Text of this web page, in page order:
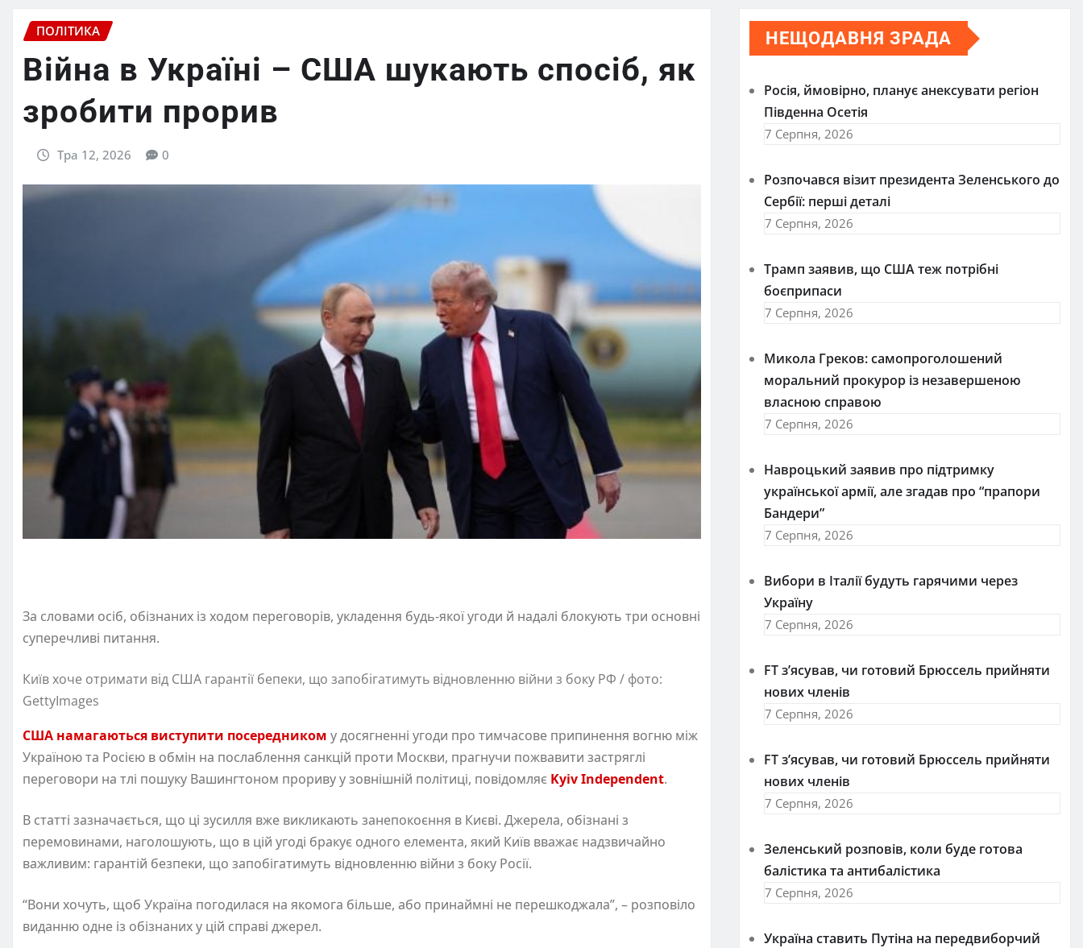
ПОЛІТИКА
Війна в Україні – США шукають спосіб, як
зробити прорив
Тра 12, 2026 0
За словами осіб, обізнаних із ходом переговорів, укладення будь-якої угоди й надалі блокують три основні
суперечливі питання.
Київ хоче отримати від США гарантії бепеки, що запобігатимуть відновленню війни з боку РФ / фото:
GettyImages
США намагаються виступити посередником у досягненні угоди про тимчасове припинення вогню між
Україною та Росією в обмін на послаблення санкцій проти Москви, прагнучи пожвавити застряглі
переговори на тлі пошуку Вашингтоном прориву у зовнішній політиці, повідомляє Kyiv Independent.
В статті зазначається, що ці зусилля вже викликають занепокоєння в Києві. Джерела, обізнані з
перемовинами, наголошують, що в цій угоді бракує одного елемента, який Київ вважає надзвичайно
важливим: гарантій безпеки, що запобігатимуть відновленню війни з боку Росії.
“Вони хочуть, щоб Україна погодилася на якомога більше, або принаймні не перешкоджала”, – розповіло
виданню одне із обізнаних у цій справі джерел.
НЕЩОДАВНЯ ЗРАДА
Росія, ймовірно, планує анексувати регіон
Південна Осетія
7 Серпня, 2026
Розпочався візит президента Зеленського до
Сербії: перші деталі
7 Серпня, 2026
Трамп заявив, що США теж потрібні
боєприпаси
7 Серпня, 2026
Микола Греков: самопроголошений
моральний прокурор із незавершеною
власною справою
7 Серпня, 2026
Навроцький заявив про підтримку
української армії, але згадав про “прапори
Бандери”
7 Серпня, 2026
Вибори в Італії будуть гарячими через
Україну
7 Серпня, 2026
FT зʼясував, чи готовий Брюссель прийняти
нових членів
7 Серпня, 2026
FT зʼясував, чи готовий Брюссель прийняти
нових членів
7 Серпня, 2026
Зеленський розповів, коли буде готова
балістика та антибалістика
7 Серпня, 2026
Україна ставить Путіна на передвиборчий